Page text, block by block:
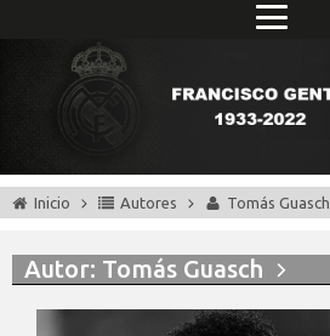
Inicio Autores Tomás Guasch
Autor: Tomás Guasch